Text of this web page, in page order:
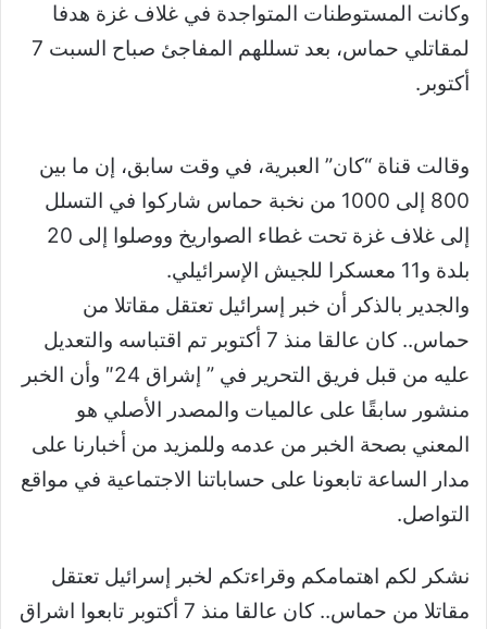
وكانت المستوطنات المتواجدة في غلاف غزة هدفا
لمقاتلي حماس، بعد تسللهم المفاجئ صباح السبت 7
أكتوبر.
وقالت قناة “كان” العبرية، في وقت سابق، إن ما بين
800 إلى 1000 من نخبة حماس شاركوا في التسلل
إلى غلاف غزة تحت غطاء الصواريخ ووصلوا إلى 20
بلدة و11 معسكرا للجيش الإسرائيلي.
والجدير بالذكر أن خبر إسرائيل تعتقل مقاتلا من
حماس.. كان عالقا منذ 7 أكتوبر تم اقتباسه والتعديل
عليه من قبل فريق التحرير في ” إشراق 24″ وأن الخبر
منشور سابقًا على عالميات والمصدر الأصلي هو
المعني بصحة الخبر من عدمه وللمزيد من أخبارنا على
مدار الساعة تابعونا على حساباتنا الاجتماعية في مواقع
التواصل.
نشكر لكم اهتمامكم وقراءتكم لخبر إسرائيل تعتقل
مقاتلا من حماس.. كان عالقا منذ 7 أكتوبر تابعوا اشراق